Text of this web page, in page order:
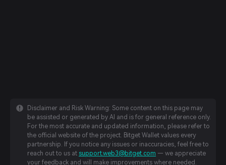
Disclaimer and Risk Warning: Some content on this page may
be assisted or generated by AI and is for general reference only.
For the most accurate and updated information, please refer to
the official website of the project. Bitget Wallet values every
partnership. If you notice any issues or inaccuracies, feel free to
reach out to us at support.web3@bitget.com — we appreciate
your feedback and will make improvements where needed.